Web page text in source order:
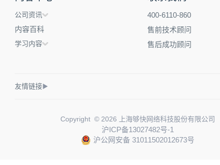
公司资讯
内容百科
学习内容
400-6110-860
售前技术顾问
售后成功顾问
友情链接▶
Copyright © 2026 上海够快网络科技股份有限公司
沪ICP备13027482号-1
沪公网安备 31011502012673号